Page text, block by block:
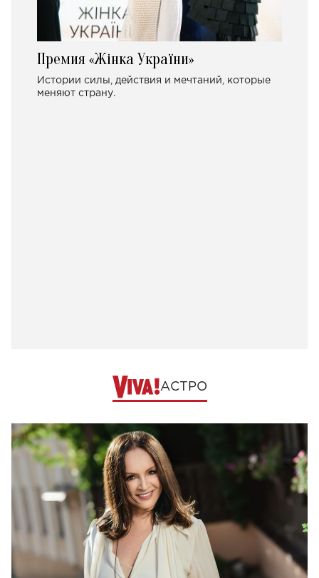
Премия «Жінка України»
Истории силы, действия и мечтаний, которые
меняют страну.
АСТРО